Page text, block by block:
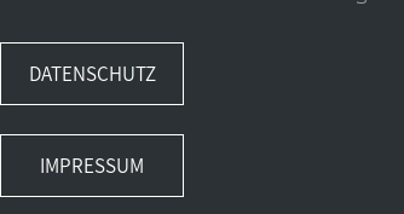
DATENSCHUTZ
IMPRESSUM